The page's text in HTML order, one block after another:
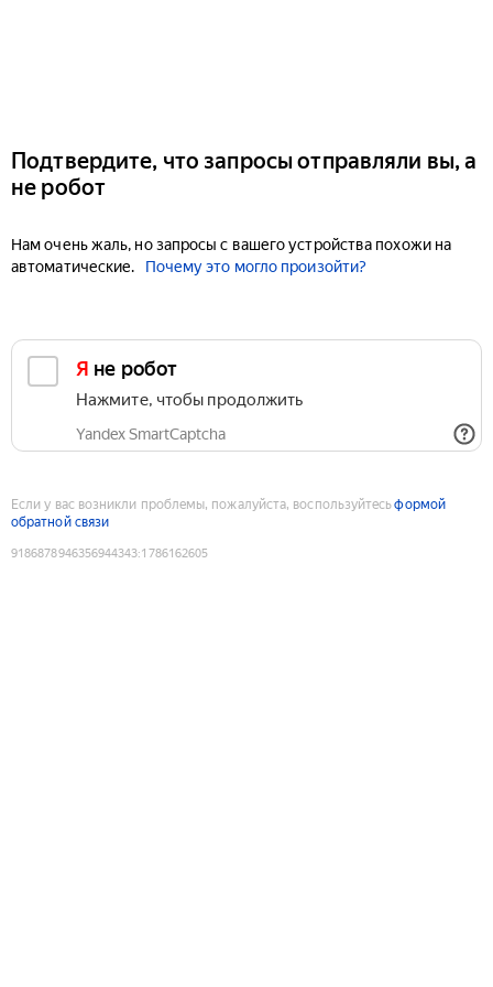
Подтвердите, что запросы отправляли вы, а
не робот
Нам очень жаль, но запросы с вашего устройства похожи на
автоматические.
Почему это могло произойти?
Я не робот
Нажмите, чтобы продолжить
Yandex SmartCaptcha
Если у вас возникли проблемы, пожалуйста, воспользуйтесьформой
обратной связи
9186878946356944343:1786162605